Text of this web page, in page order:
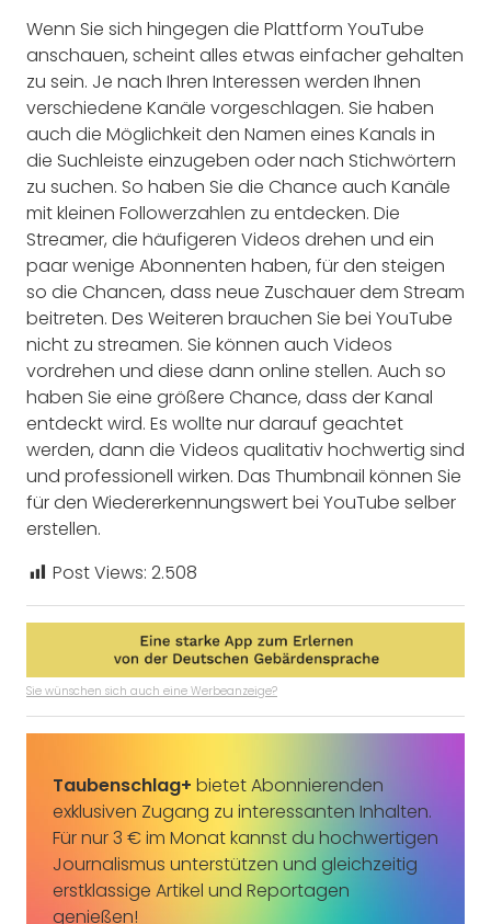
Wenn Sie sich hingegen die Plattform YouTube
anschauen, scheint alles etwas einfacher gehalten
zu sein. Je nach Ihren Interessen werden Ihnen
verschiedene Kanäle vorgeschlagen. Sie haben
auch die Möglichkeit den Namen eines Kanals in
die Suchleiste einzugeben oder nach Stichwörtern
zu suchen. So haben Sie die Chance auch Kanäle
mit kleinen Followerzahlen zu entdecken. Die
Streamer, die häufigeren Videos drehen und ein
paar wenige Abonnenten haben, für den steigen
so die Chancen, dass neue Zuschauer dem Stream
beitreten. Des Weiteren brauchen Sie bei YouTube
nicht zu streamen. Sie können auch Videos
vordrehen und diese dann online stellen. Auch so
haben Sie eine größere Chance, dass der Kanal
entdeckt wird. Es wollte nur darauf geachtet
werden, dann die Videos qualitativ hochwertig sind
und professionell wirken. Das Thumbnail können Sie
für den Wiedererkennungswert bei YouTube selber
erstellen.
Post Views: 2.508
Sie wünschen sich auch eine Werbeanzeige?
Taubenschlag+ bietet Abonnierenden
exklusiven Zugang zu interessanten Inhalten.
Für nur 3 € im Monat kannst du hochwertigen
Journalismus unterstützen und gleichzeitig
erstklassige Artikel und Reportagen
genießen!